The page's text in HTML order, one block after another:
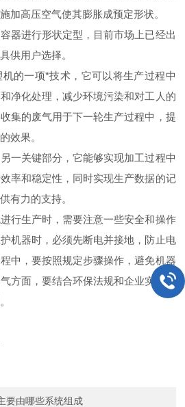
加高压空气使其膨胀成预定形状。
进行形状定型，目前市场上已经出
供用户选择。
一项*技术，它可以将生产过程中
净化处理，减少环境污染和对工人的
集的废气用于下一轮生产过程中，提
效果。
关键部分，它能够实现加工过程中
率和稳定性，同时实现生产数据的记
有力的支持。
生产时，需要注意一些安全和操作
机器时，必须先断电并接地，防止电
中，要按照规定步骤操作，避免机器
方面，要结合环保法规和企业实际情
要由哪些系统组成